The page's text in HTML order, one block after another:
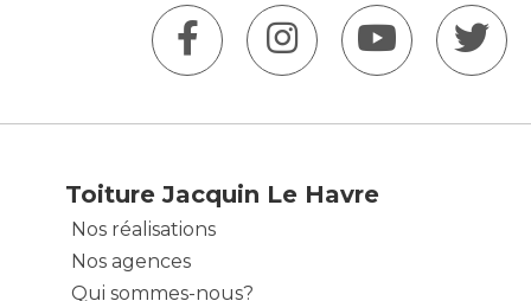
Toiture Jacquin Le Havre
Nos réalisations
Nos agences
Qui sommes-nous?